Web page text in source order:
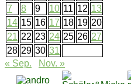
7
8 9 10 11 12 13
14 15 16 17 18 19 20
21 22 23 24 25 26 27
28 29 30 31
« Sep.
Nov. »